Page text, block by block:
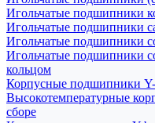
Игольчатые подшипники
Игольчатые подшипники
Игольчатые подшипники
Игольчатые подшипники
кольцом
Корпусные подшипники
Высокотемпературные
сборе